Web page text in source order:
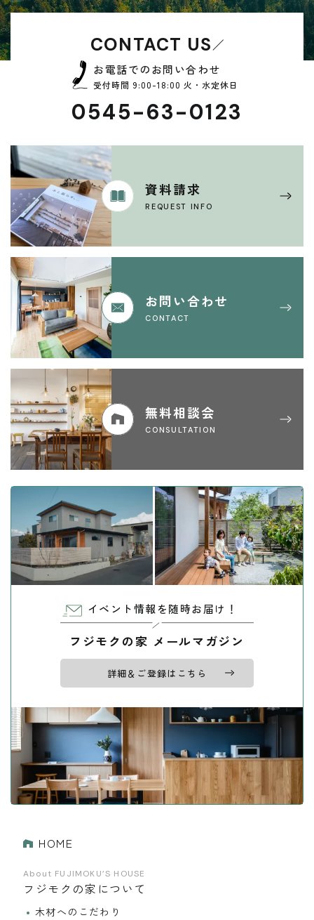
CONTACT US
お電話でのお問い合わせ
受付時間 9:00-18:00 火・水定休日
0545-63-0123
資料請求
REQUEST INFO
お問い合わせ
CONTACT
無料相談会
CONSULTATION
イベント情報を随時お届け！
フジモクの家 メールマガジン
詳細＆ご登録はこちら
HOME
About FUJIMOKU’S HOUSE
フジモクの家について
木材へのこだわり